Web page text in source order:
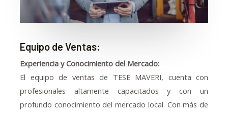
Equipo de Ventas:
Experiencia y Conocimiento del Mercado:
El equipo de ventas de TESE MAVERI, cuenta con
profesionales altamente capacitados y con un
profundo conocimiento del mercado local. Con más de